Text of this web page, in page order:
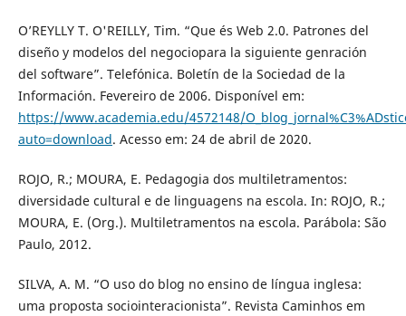
O’REYLLY T. O'REILLY, Tim. “Que és Web 2.0. Patrones del
diseño y modelos del negociopara la siguiente genración
del software”. Telefónica. Boletín de la Sociedad de la
Información. Fevereiro de 2006. Disponível em:
https://www.academia.edu/4572148/
auto=download. Acesso em: 24 de abril de 2020.
ROJO, R.; MOURA, E. Pedagogia dos multiletramentos:
diversidade cultural e de linguagens na escola. In: ROJO, R.;
MOURA, E. (Org.). Multiletramentos na escola. Parábola: São
Paulo, 2012.
SILVA, A. M. “O uso do blog no ensino de língua inglesa:
uma proposta sociointeracionista”. Revista Caminhos em